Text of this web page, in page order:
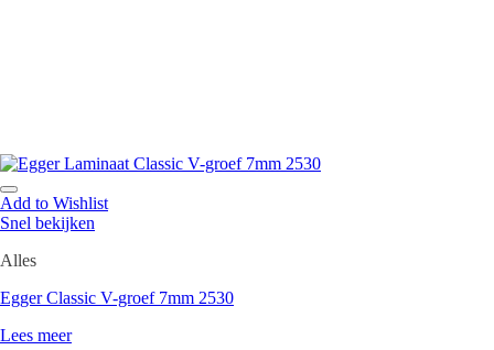
Add to Wishlist
Snel bekijken
Alles
Egger Classic V-groef 7mm 2530
Lees meer